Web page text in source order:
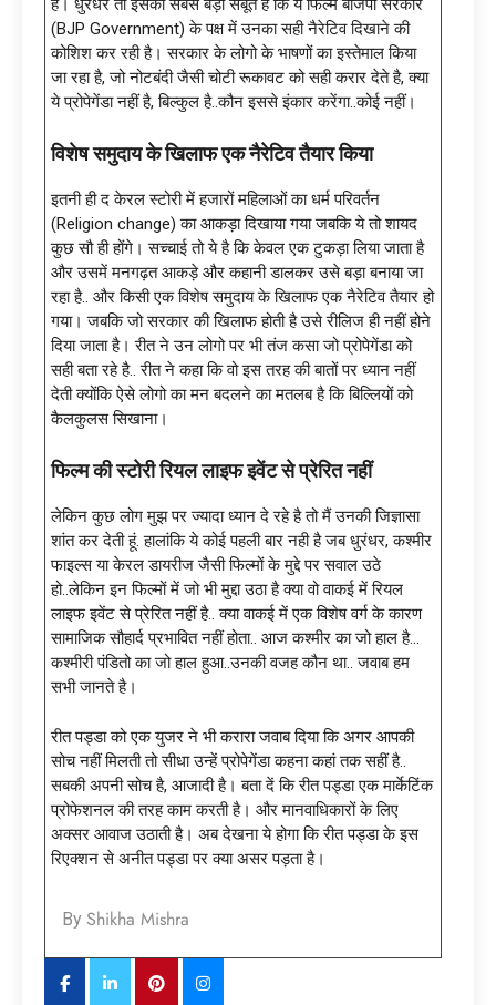
है। धुरंधर तो इसका सबसे बड़ा सबूत है कि ये फिल्म बीजेपी सरकार
(BJP Government) के पक्ष में उनका सही नैरेटिव दिखाने की
कोशिश कर रही है। सरकार के लोगो के भाषणों का इस्तेमाल किया
जा रहा है, जो नोटबंदी जैसी चोटी रूकावट को सही करार देते है, क्या
ये प्रोपेगेंडा नहीं है, बिल्कुल है..कौन इससे इंकार करेंगा..कोई नहीं।
विशेष समुदाय के खिलाफ एक नैरेटिव तैयार किया
इतनी ही द केरल स्टोरी में हजारों महिलाओं का धर्म परिवर्तन
(Religion change) का आकड़ा दिखाया गया जबकि ये तो शायद
कुछ सौ ही होंगे। सच्चाई तो ये है कि केवल एक टुकड़ा लिया जाता है
और उसमें मनगढ़त आकड़े और कहानी डालकर उसे बड़ा बनाया जा
रहा है.. और किसी एक विशेष समुदाय के खिलाफ एक नैरेटिव तैयार हो
गया। जबकि जो सरकार की खिलाफ होती है उसे रीलिज ही नहीं होने
दिया जाता है। रीत ने उन लोगो पर भी तंज कसा जो प्रोपेगेंडा को
सही बता रहे है.. रीत ने कहा कि वो इस तरह की बातों पर ध्यान नहीं
देती क्योंकि ऐसे लोगो का मन बदलने का मतलब है कि बिल्लियों को
कैलकुलस सिखाना।
फिल्म की स्टोरी रियल लाइफ इवेंट से प्रेरित नहीं
लेकिन कुछ लोग मुझ पर ज्यादा ध्यान दे रहे है तो मैं उनकी जिज्ञासा
शांत कर देती हूं. हालांकि ये कोई पहली बार नही है जब धुरंधर, कश्मीर
फाइल्स या केरल डायरीज जैसी फिल्मों के मुद्दे पर सवाल उठे
हो..लेकिन इन फिल्मों में जो भी मुद्दा उठा है क्या वो वाकई में रियल
लाइफ इवेंट से प्रेरित नहीं है.. क्या वाकई में एक विशेष वर्ग के कारण
सामाजिक सौहार्द प्रभावित नहीं होता.. आज कश्मीर का जो हाल है…
कश्मीरी पंडितो का जो हाल हुआ..उनकी वजह कौन था.. जवाब हम
सभी जानते है।
रीत पड्डा को एक युजर ने भी करारा जवाब दिया कि अगर आपकी
सोच नहीं मिलती तो सीधा उन्हें प्रोपेगेंडा कहना कहां तक सहीं है..
सबकी अपनी सोच है, आजादी है। बता दें कि रीत पड्डा एक मार्केटिंक
प्रोफेशनल की तरह काम करती है। और मानवाधिकारों के लिए
अक्सर आवाज उठाती है। अब देखना ये होगा कि रीत पड्डा के इस
रिएक्शन से अनीत पड्डा पर क्या असर पड़ता है।
By Shikha Mishra